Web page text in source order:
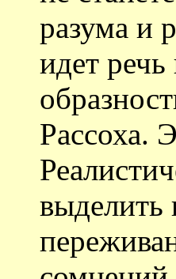
разума и
идет
Рассоха.
выделить